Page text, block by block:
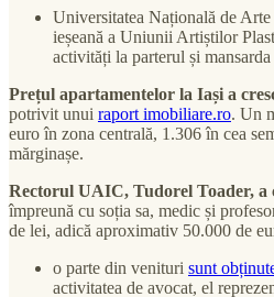
Universitatea Națională de
ieșeană a Uniunii Artiștilor
activități la parterul și
Prețul apartamentelor la Iași a
potrivit unui raport imobiliare.ro. Un
euro în zona centrală, 1.306 în cea
mărginașe.
Rectorul UAIC, Tudorel Toader, a
împreună cu soția sa, medic și
de lei, adică aproximativ 50.000 de
o parte din venituri sunt
activitatea de avocat, el